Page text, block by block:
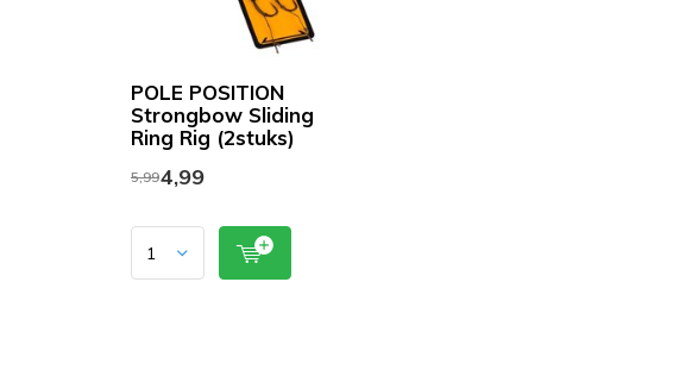
POLE POSITION
Strongbow Sliding
Ring Rig (2stuks)
5,994,99